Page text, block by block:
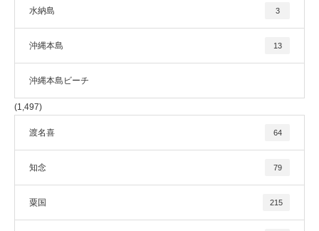
水納島 3
沖縄本島 13
沖縄本島ビーチ
(1,497)
渡名喜 64
知念 79
粟国 215